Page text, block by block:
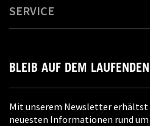
SERVICE
BLEIB AUF DEM LAUFENDEN
Mit unserem Newsletter erhältst
neuesten Informationen rund um